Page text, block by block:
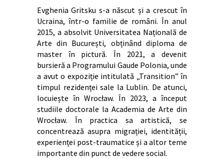
Evghenia Gritsku s-a născut și a crescut în
Ucraina, într-o familie de români. În anul
2015, a absolvit Universitatea Națională de
Arte din București, obținând diploma de
master în pictură. În 2021, a devenit
bursieră a Programului Gaude Polonia, unde
a avut o expoziție intitulată „Transition” în
timpul rezidenței sale la Lublin. De atunci,
locuiește în Wrocław. În 2023, a început
studiile doctorale la Academia de Arte din
Wrocław. În practica sa artistică, se
concentrează asupra migrației, identității,
experienței post-traumatice și a altor teme
importante din punct de vedere social.